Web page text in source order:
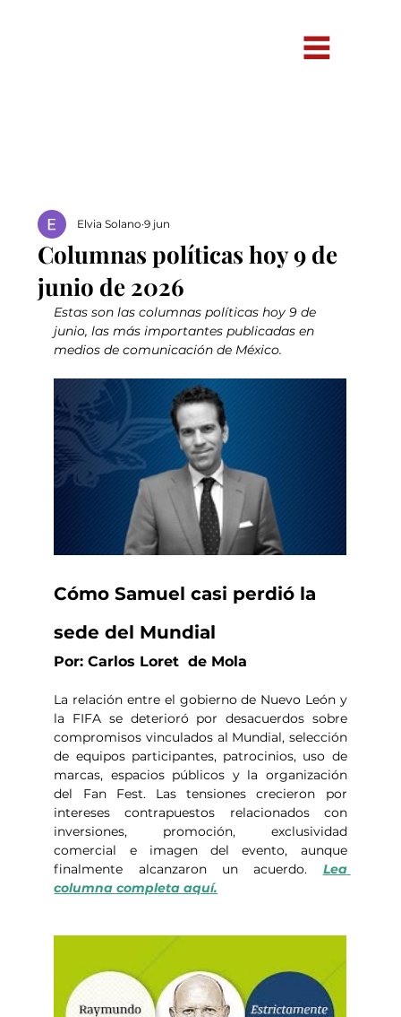
Columnas políticas hoy 9 de
junio de 2026
Elvia Solano 9 jun
Estas son las columnas políticas hoy 9 de
junio, las más importantes publicadas en
medios de comunicación de México.
Cómo Samuel casi perdió la
sede del Mundial
Por: Carlos Loret  de Mola
La relación entre el gobierno de Nuevo León y
la FIFA se deterioró por desacuerdos sobre
compromisos vinculados al Mundial, selección
de equipos participantes, patrocinios, uso de
marcas, espacios públicos y la organización
del Fan Fest. Las tensiones crecieron por
intereses contrapuestos relacionados con
inversiones, promoción, exclusividad
comercial e imagen del evento, aunque
finalmente alcanzaron un acuerdo. Lea
columna completa aquí.